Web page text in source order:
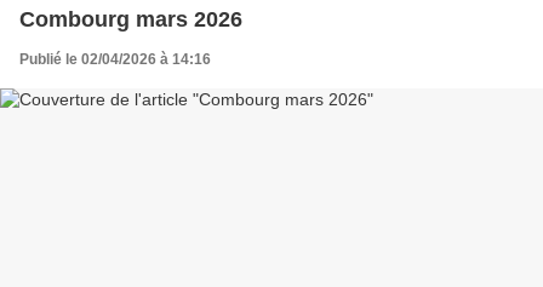
Combourg mars 2026
Publié le 02/04/2026 à 14:16